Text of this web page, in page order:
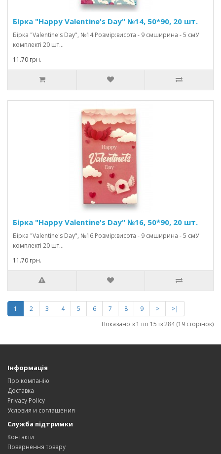
Бірка "Happy Valentine's Day" №14, 50*90, 20 шт.
Бірка "Valentine's Day", №14.Розмір:висота - 9 смширина - 5 смУ
комплекті 20 шт...
11.70 грн.
Бірка "Happy Valentine's Day" №16, 50*90, 20 шт.
Бірка "Valentine's Day", №16.Розмір:висота - 9 смширина - 5 смУ
комплекті 20 шт...
11.70 грн.
1 2 3 4 5 6 7 8 9 >
>|
Показано з 1 по 15 із 284 (19 сторінок)
Інформація
Про компанію
Доставка
Privacy Policy
Условия и соглашения
Служба підтримки
Контакти
Повернення товару